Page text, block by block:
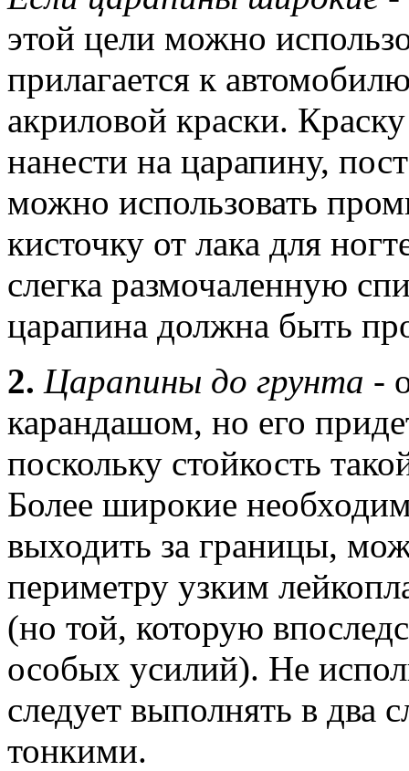
этой цели можно
прилагается к
акриловой краски.
нанести на царапину,
можно использовать
кисточку от лака для
слегка размочаленную
царапина должна быть
2. Царапины до грунта -
карандашом, но его
поскольку стойкость
Более широкие
выходить за границы,
периметру узким
(но той, которую
особых усилий). Не
следует выполнять в два
тонкими.